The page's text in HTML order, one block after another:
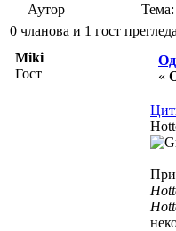
Аутор
0 чланова и 1 гост
Miki
Гост
«